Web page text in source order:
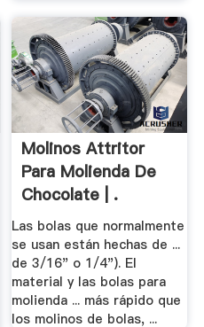
Molinos Attritor
Para Molienda De
Chocolate | .
Las bolas que normalmente
se usan están hechas de ...
de 3/16" o 1/4"). El
material y las bolas para
molienda ... más rápido que
los molinos de bolas, ...